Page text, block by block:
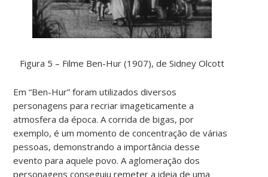
Figura 5 – Filme Ben-Hur (1907), de Sidney Olcott
Em “Ben-Hur” foram utilizados diversos
personagens para recriar imageticamente a
atmosfera da época. A corrida de bigas, por
exemplo, é um momento de concentração de várias
pessoas, demonstrando a importância desse
evento para aquele povo. A aglomeração dos
personagens conseguiu remeter a ideia de uma